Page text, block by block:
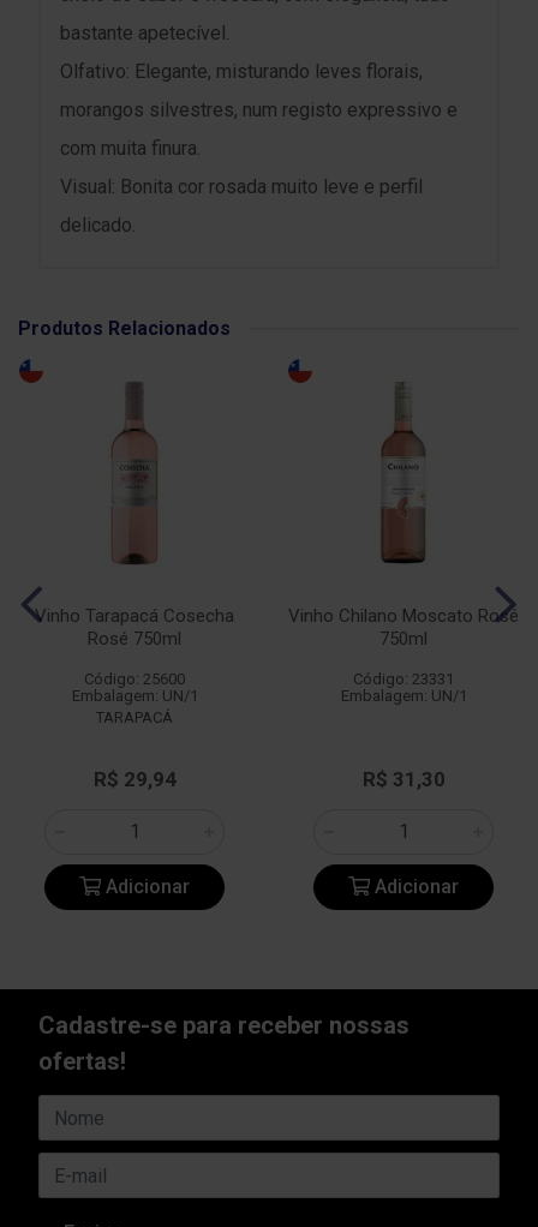
bastante apetecível.
Olfativo: Elegante, misturando leves florais,
morangos silvestres, num registo expressivo e
com muita finura.
Visual: Bonita cor rosada muito leve e perfil
delicado.
Produtos Relacionados
Vinho Tarapacá Cosecha
Rosé 750ml
Código: 25600
Embalagem: UN/1
TARAPACÁ
R$ 29,94
Adicionar
Vinho Chilano Moscato Rosé
750ml
Código: 23331
Embalagem: UN/1
R$ 31,30
Adicionar
Cadastre-se para receber nossas
ofertas!